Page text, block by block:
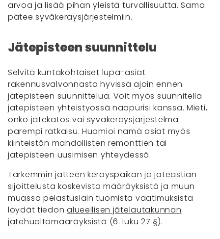
arvoa ja lisää pihan yleistä turvallisuutta. Sama
pätee syväkeräysjärjestelmiin.
Jätepisteen suunnittelu
Selvitä kuntakohtaiset lupa-asiat
rakennusvalvonnasta hyvissä ajoin ennen
jätepisteen suunnittelua. Voit myös suunnitella
jätepisteen yhteistyössä naapurisi kanssa. Mieti,
onko jätekatos vai syväkeräysjärjestelmä
parempi ratkaisu. Huomioi nämä asiat myös
kiinteistön mahdollisten remonttien tai
jätepisteen uusimisen yhteydessä.
Tarkemmin jätteen keräyspaikan ja jäteastian
sijoittelusta koskevista määräyksistä ja muun
muassa pelastuslain tuomista vaatimuksista
löydät tiedonalueellisen jätelautakunnan
jätehuoltomääräyksistä (6. luku 27 §).